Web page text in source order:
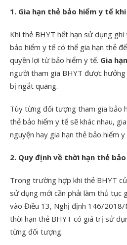
1. Gia hạn thẻ bảo hiểm y tế
Khi thẻ BHYT hết hạn sử dụng
bảo hiểm y tế có thể gia hạn thẻ
quyền lợi từ bảo hiểm y tế. Gia
người tham gia BHYT được
bị ngắt quãng.
Tùy từng đối tượng tham gia bảo
thẻ bảo hiểm y tế sẽ khác nhau,
nguyện hay gia hạn thẻ bảo hiểm
2. Quy định về thời hạn thẻ
Trong trường hợp khi thẻ BHYT
sử dụng mới cần phải làm thủ tục
vào Điều 13, Nghị định 146/2018/
thời hạn thẻ BHYT có giá trị sử
từng đối tượng.